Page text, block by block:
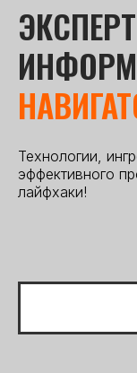
Технологии,
эффективного
лайфхаки!